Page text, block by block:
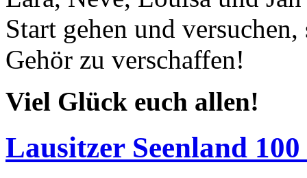
Start gehen und
Gehör zu verschaffen!
Viel Glück euch allen!
Lausitzer Seenland